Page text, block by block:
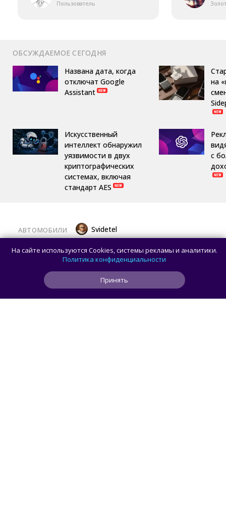
Пользователь
ОБСУЖДАЕМОЕ СЕГОДНЯ
Названа дата, когда
отключат Google
Assistant
Искусственный
интеллект обнаружил
уязвимости в двух
криптографических
системах, включая
стандарт AES
на
с
АВТОМОБИЛИ Svidetel
В России стартовали продажи
гибридного TANK 400 «Техно
Премиум» — цены и комплектации
На сайте используются Cookies, системы рекламы и аналитики.
Политика конфиденциальности
Принять